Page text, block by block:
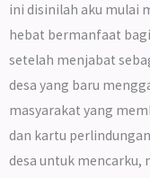
ini disinilah aku mulai
hebat bermanfaat
setelah menjabat
desa yang baru
masyarakat yang
dan kartu
desa untuk mencarku,